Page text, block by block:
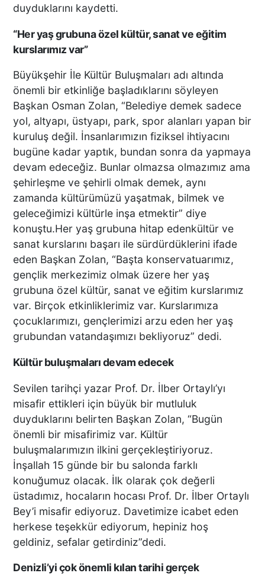
DENİZLİ’DE YAĞMUR
TRAFİĞİ BU HALE GETİRDİ
DENİZLİ BAROSU VE
AVUKATLARIN
İŞYERLERİNDE ARAMA
YAPILIYOR
KEKİK ÜRETİCİLERİNİN
UMUDU ALTUNTAŞ
BAHARAT ŞENLİKTE DE
YANLARINDAYDI
İKİ KADINA KURŞUN
KAÇIŞ ANLARI ORTAYA
ÇIKTI
TÜRKİYE BU SÖZLERLE
YIKILDI: "BEBEĞİME SİPER
OLDU"
Acısı 10 Yıldır Dinmeyen
Anne: "Kızımı 'Barışacağız'
Diyerek Evden Götürdü"
duyduklarını kaydetti.
“Her yaş grubuna özel kültür, sanat ve eğitim
kurslarımız var”
Büyükşehir İle Kültür Buluşmaları adı altında
önemli bir etkinliğe başladıklarını söyleyen
Başkan Osman Zolan, “Belediye demek sadece
yol, altyapı, üstyapı, park, spor alanları yapan bir
kuruluş değil. İnsanlarımızın fiziksel ihtiyacını
bugüne kadar yaptık, bundan sonra da yapmaya
devam edeceğiz. Bunlar olmazsa olmazımız ama
şehirleşme ve şehirli olmak demek, aynı
zamanda kültürümüzü yaşatmak, bilmek ve
geleceğimizi kültürle inşa etmektir” diye
konuştu.Her yaş grubuna hitap edenkültür ve
sanat kurslarını başarı ile sürdürdüklerini ifade
eden Başkan Zolan, “Başta konservatuarımız,
gençlik merkezimiz olmak üzere her yaş
grubuna özel kültür, sanat ve eğitim kurslarımız
var. Birçok etkinliklerimiz var. Kurslarımıza
çocuklarımızı, gençlerimizi arzu eden her yaş
grubundan vatandaşımızı bekliyoruz” dedi.
Kültür buluşmaları devam edecek
Sevilen tarihçi yazar Prof. Dr. İlber Ortaylı’yı
misafir ettikleri için büyük bir mutluluk
duyduklarını belirten Başkan Zolan, “Bugün
önemli bir misafirimiz var. Kültür
buluşmalarımızın ilkini gerçekleştiriyoruz.
İnşallah 15 günde bir bu salonda farklı
konuğumuz olacak. İlk olarak çok değerli
üstadımız, hocaların hocası Prof. Dr. İlber Ortaylı
Bey’i misafir ediyoruz. Davetimize icabet eden
herkese teşekkür ediyorum, hepiniz hoş
geldiniz, sefalar getirdiniz”dedi.
Denizli’yi çok önemli kılan tarihi gerçek